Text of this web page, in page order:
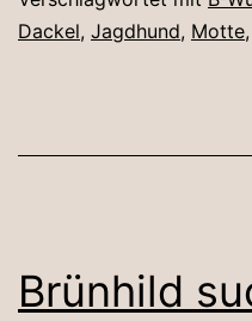
Dackel, Jagdhund, Motte,
Brünhild